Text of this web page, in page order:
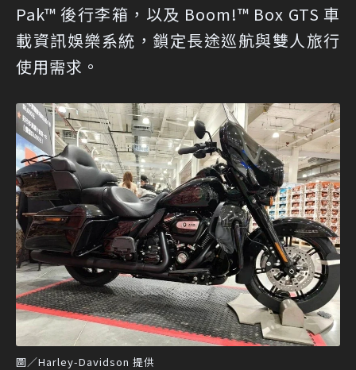
Pak™ 後行李箱，以及 Boom!™ Box GTS 車
載資訊娛樂系統，鎖定長途巡航與雙人旅行
使用需求。
圖／Harley-Davidson 提供